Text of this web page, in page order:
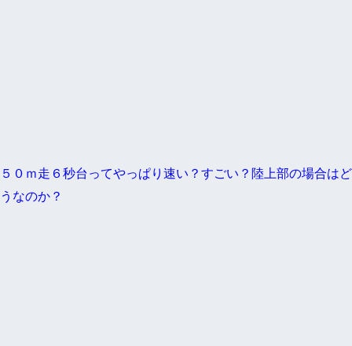
５０ｍ走６秒台ってやっぱり速い？すごい？陸上部の場合はど
うなのか？